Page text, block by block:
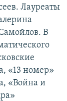
Лауреаты
В
«13 номер»
«Война и